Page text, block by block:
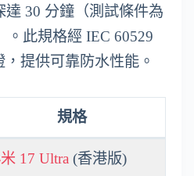
達 30 分鐘（測試條件為
。此規格經 IEC 60529
提供可靠防水性能。
規格
17 Ultra (香港版)